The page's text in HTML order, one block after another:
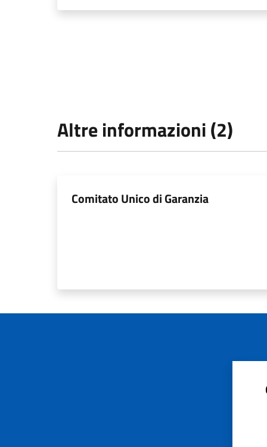
Altre informazioni (2)
Comitato Unico di Garanzia